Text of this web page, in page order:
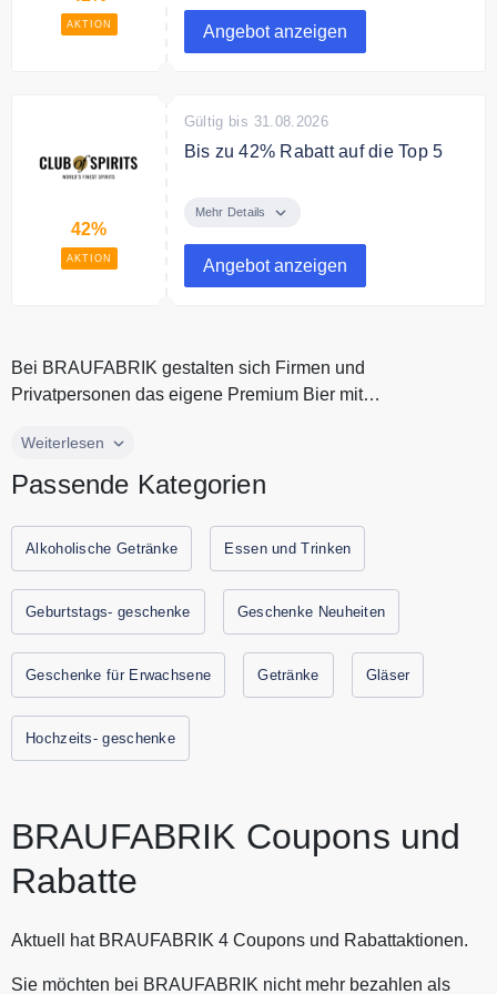
AKTION Angebot anzeigen
42%
AKTION
Gültig bis 31.08.2026
Bis zu 42% Rabatt auf die Top 5
Rabatt auf die Top 5
Mehr Details
Angebot anzeigen
Bei BRAUFABRIK gestalten sich Firmen und
Privatpersonen das eigene Premium Bier mit
Bei BRAUFABRIK gestalten sich Firmen und
personalisiertem Bieretikett. Zur Auswahl stehen neben Pils,
alkoholfreies Bier. Die personalisierten Flaschen werden in
einer optisch ansprechenden Bierkiste in Holzoptik
versendet. Die Abfüllung der Biere übernimmt eine
familiengeführte Traditionsbrauerei mit hohen
Qualitätsstandards und modernsten Produktionsanlagen.
Alle aktuellen Gutscheine und Rabattaktionen von
Weiterlesen
Passende Kategorien
Alkoholische Getränke Essen und Trinken
Geburtstags- geschenke Geschenke Neuheiten
Geschenke für Erwachsene Getränke Gläser
Hochzeits- geschenke
BRAUFABRIK Coupons und
Rabatte
Aktuell hat BRAUFABRIK 4 Coupons und Rabattaktionen.
Sie möchten bei BRAUFABRIK nicht mehr bezahlen als